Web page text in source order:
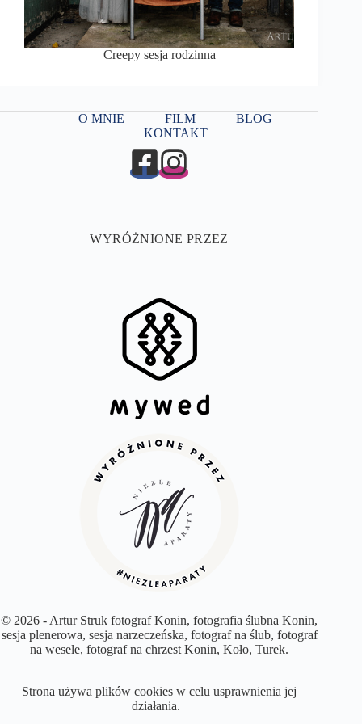
Creepy sesja rodzinna
O MNIE FILM
BLOG
KONTAKT
WYRÓŻNIONE PRZEZ
© 2026 - Artur Struk fotograf Konin, fotografia ślubna Konin,
sesja plenerowa, sesja narzeczeńska, fotograf na ślub, fotograf
na wesele, fotograf na chrzest Konin, Koło, Turek.
Strona używa plików cookies w celu usprawnienia jej
działania.